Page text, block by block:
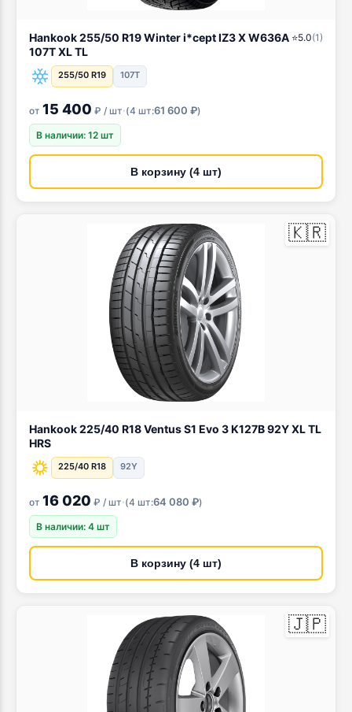
Hankook 255/50 R19 Winter i*cept IZ3 X W636A
107T XL TL
⭐5.0(1)
255/50 R19 107T
от 15 400 ₽ / шт·(4 шт:61 600 ₽)
В наличии: 12 шт
В корзину (4 шт)
🇰🇷
Hankook 225/40 R18 Ventus S1 Evo 3 K127B 92Y XL TL
HRS
225/40 R18 92Y
от 16 020 ₽ / шт·(4 шт:64 080 ₽)
В наличии: 4 шт
В корзину (4 шт)
🇯🇵